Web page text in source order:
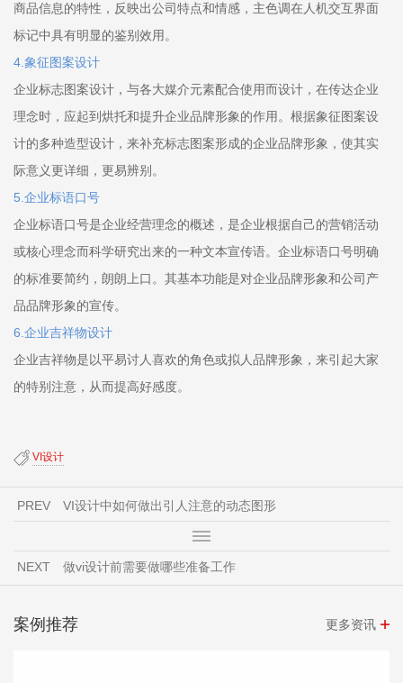
商品信息的特性，反映出公司特点和情感，主色调在人机交互界面
标记中具有明显的鉴别效用。
4.象征图案设计
企业标志图案设计，与各大媒介元素配合使用而设计，在传达企业
理念时，应起到烘托和提升企业品牌形象的作用。根据象征图案设
计的多种造型设计，来补充标志图案形成的企业品牌形象，使其实
际意义更详细，更易辨别。
5.企业标语口号
企业标语口号是企业经营理念的概述，是企业根据自己的营销活动
或核心理念而科学研究出来的一种文本宣传语。企业标语口号明确
的标准要简约，朗朗上口。其基本功能是对企业品牌形象和公司产
品品牌形象的宣传。
6.企业吉祥物设计
企业吉祥物是以平易讨人喜欢的角色或拟人品牌形象，来引起大家
的特别注意，从而提高好感度。
​VI设计
PREV VI设计中如何做出引人注意的动态图形
NEXT 做vi设计前需要做哪些准备工作
案例推荐 更多资讯